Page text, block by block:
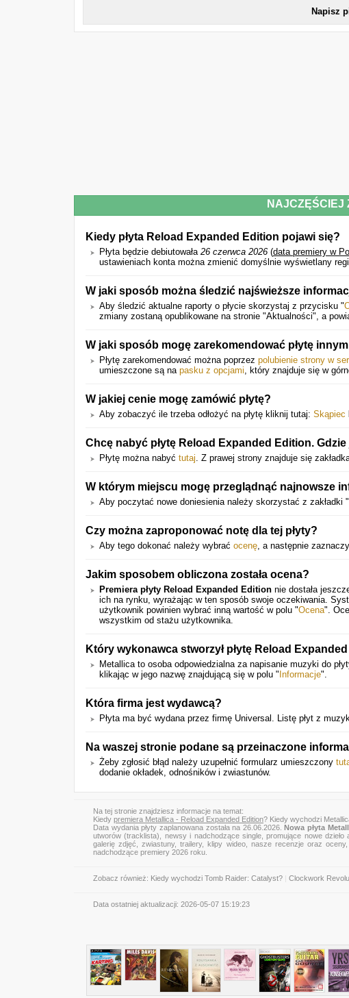
4. The
10.
11. Low
13.
CD2 -
CD3 -
Napisz
NAJCZĘŚCIEJ
Kiedy płyta Reload Expanded Edition pojawi się?
Płyta będzie debiutowała 26 czerwca 2026 (data premiery w
ustawieniach konta można zmienić domyślnie wyświetlany
W jaki sposób można śledzić najświeższe
Aby śledzić aktualne raporty o płycie skorzystaj z przycisku "
zmiany zostaną opublikowane na stronie "Aktualności", a
W jaki sposób mogę zarekomendować płytę
Płytę zarekomendować można poprzez polubienie strony w
umieszczone są na pasku z opcjami, który znajduje się w
W jakiej cenie mogę zamówić płytę?
Aby zobaczyć ile trzeba odłożyć na płytę kliknij tutaj: Skąpiec
Chcę nabyć płytę Reload Expanded Edition.
Płytę można nabyć tutaj. Z prawej strony znajduje się
W którym miejscu mogę przeglądnąć najnowsze
Aby poczytać nowe doniesienia należy skorzystać z zakładki "
Czy można zaproponować notę dla tej płyty?
Aby tego dokonać należy wybrać ocenę, a następnie
Jakim sposobem obliczona została ocena?
Premiera płyty Reload Expanded Edition nie dostała
ich na rynku, wyrażając w ten sposób swoje oczekiwania.
użytkownik powinien wybrać inną wartość w polu "Ocena".
wszystkim od stażu użytkownika.
Który wykonawca stworzył płytę Reload
Metallica to osoba odpowiedzialna za napisanie muzyki do
klikając w jego nazwę znajdującą się w polu " Informacje".
Która firma jest wydawcą?
Płyta ma być wydana przez firmę Universal. Listę płyt z
Na waszej stronie podane są przeinaczone
Żeby zgłosić błąd należy uzupełnić formularz umieszczony
dodanie okładek, odnośników i zwiastunów.
Na tej stronie znajdziesz informacje na temat:
Kiedy premiera Metallica - Reload Expanded Edition? Kiedy wychodzi
Data wydania płyty zaplanowana została na 26.06.2026.Nowa płyta
utworów (tracklista), newsy i nadchodzące single, promujące nowe dzieło
galerię zdjęć, zwiastuny, trailery, klipy wideo, nasze recenzje oraz
nadchodzące premiery 2026 roku.
Zobacz również: Kiedy wychodzi Tomb Raider: Catalyst? Clockwork
Data ostatniej aktualizacji: 2026-05-07 15:19:23